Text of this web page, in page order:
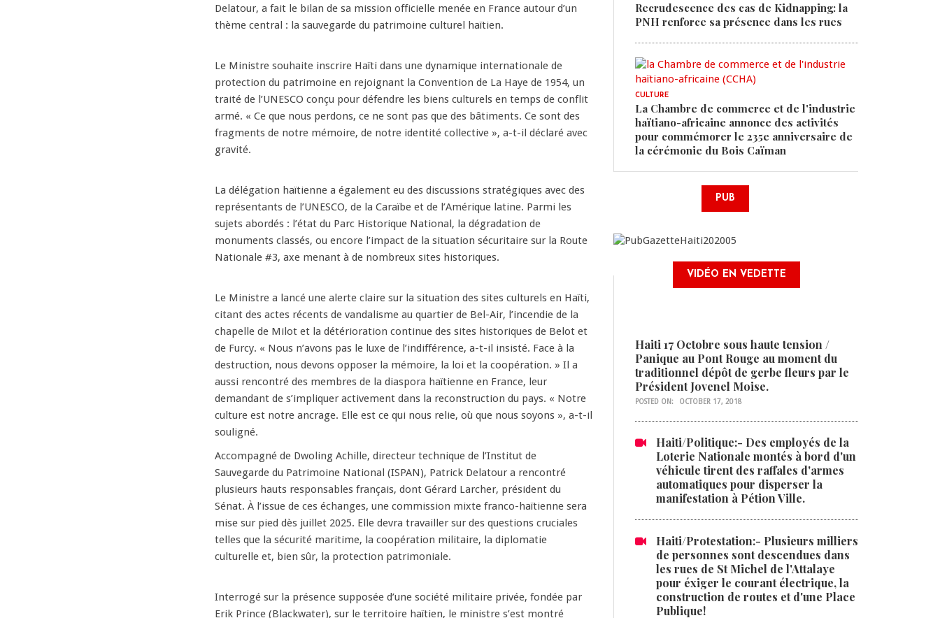
Delatour, a fait le bilan de sa mission officielle menée en France autour d’un
thème central : la sauvegarde du patrimoine culturel haïtien.
Le Ministre souhaite inscrire Haïti dans une dynamique internationale de
protection du patrimoine en rejoignant la Convention de La Haye de 1954, un
traité de l’UNESCO conçu pour défendre les biens culturels en temps de conflit
armé. « Ce que nous perdons, ce ne sont pas que des bâtiments. Ce sont des
fragments de notre mémoire, de notre identité collective », a-t-il déclaré avec
gravité.
La délégation haïtienne a également eu des discussions stratégiques avec des
représentants de l’UNESCO, de la Caraïbe et de l’Amérique latine. Parmi les
sujets abordés : l’état du Parc Historique National, la dégradation de
monuments classés, ou encore l’impact de la situation sécuritaire sur la Route
Nationale #3, axe menant à de nombreux sites historiques.
Le Ministre a lancé une alerte claire sur la situation des sites culturels en Haïti,
citant des actes récents de vandalisme au quartier de Bel-Air, l’incendie de la
chapelle de Milot et la détérioration continue des sites historiques de Belot et
de Furcy. « Nous n’avons pas le luxe de l’indifférence, a-t-il insisté. Face à la
destruction, nous devons opposer la mémoire, la loi et la coopération. » Il a
aussi rencontré des membres de la diaspora haïtienne en France, leur
demandant de s’impliquer activement dans la reconstruction du pays. « Notre
culture est notre ancrage. Elle est ce qui nous relie, où que nous soyons », a-t-il
souligné.
Accompagné de Dwoling Achille, directeur technique de l’Institut de
Sauvegarde du Patrimoine National (ISPAN), Patrick Delatour a rencontré
plusieurs hauts responsables français, dont Gérard Larcher, président du
Sénat. À l’issue de ces échanges, une commission mixte franco-haïtienne sera
mise sur pied dès juillet 2025. Elle devra travailler sur des questions cruciales
telles que la sécurité maritime, la coopération militaire, la diplomatie
culturelle et, bien sûr, la protection patrimoniale.
Interrogé sur la présence supposée d’une société militaire privée, fondée par
Erik Prince (Blackwater), sur le territoire haïtien, le ministre s’est montré
Recrudescence des cas de Kidnapping: la
PNH renforce sa présence dans les rues
CULTURE
La Chambre de commerce et de l'industrie
haïtiano-africaine annonce des activités
pour commémorer le 235e anniversaire de
la cérémonie du Bois Caïman
PUB
VIDÉO EN VEDETTE
Haiti 17 Octobre sous haute tension /
Panique au Pont Rouge au moment du
traditionnel dépôt de gerbe fleurs par le
Président Jovenel Moise.
POSTED ON: OCTOBER 17, 2018
Haiti/Politique:- Des employés de la
Loterie Nationale montés à bord d'un
véhicule tirent des raffales d'armes
automatiques pour disperser la
manifestation à Pétion Ville.
Haiti/Protestation:- Plusieurs milliers
de personnes sont descendues dans
les rues de St Michel de l'Attalaye
pour éxiger le courant électrique, la
construction de routes et d'une Place
Publique!